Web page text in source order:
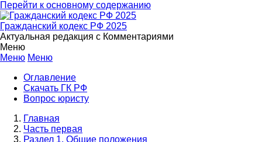
Перейти к основному содержанию
Гражданский кодекс РФ 2025
Актуальная редакция с Комментариями
Меню
Меню Меню
Оглавление
Скачать ГК РФ
Вопрос юристу
Главная
Часть первая
Раздел 1. Общие положения